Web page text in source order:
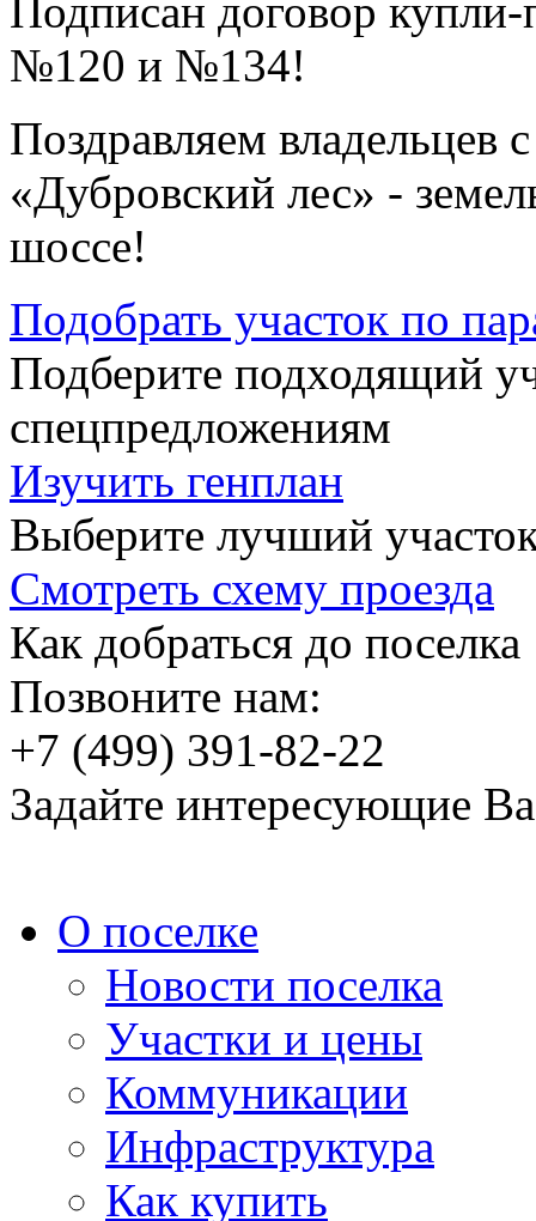
Подписан договор
№120 и №134!
Поздравляем
«Дубровский лес» -
шоссе!
Подобрать участок по
Подберите подходящий
спецпредложениям
Изучить генплан
Выберите лучший
Смотреть схему проезда
Как добраться до поселка
Позвоните нам:
+7 (499) 391-82-22
Задайте интересующие
О поселке
Новости поселка
Участки и цены
Коммуникации
Инфраструктура
Как купить